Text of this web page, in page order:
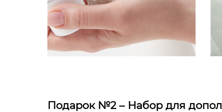
Подарок №2 – Набор для